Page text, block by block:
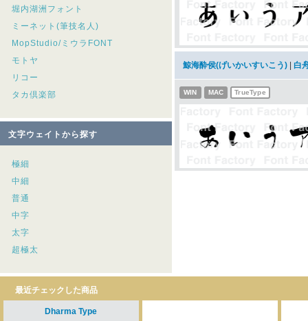
堀内湖洲フォント
ミーネット(筆技名人)
MopStudio/ミウラFONT
モトヤ
リコー
タカ倶楽部
文字ウェイトから探す
極細
中細
普通
中字
太字
超極太
鯨海酔侯(げいかいすいこう) 白
WIN MAC TrueType
最近チェックした商品
Dharma Type